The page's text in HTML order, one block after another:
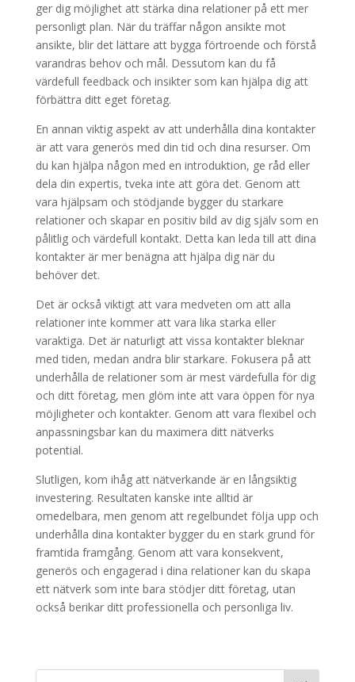
ger dig möjlighet att stärka dina relationer på ett mer
personligt plan. När du träffar någon ansikte mot
ansikte, blir det lättare att bygga förtroende och förstå
varandras behov och mål. Dessutom kan du få
värdefull feedback och insikter som kan hjälpa dig att
förbättra ditt eget företag.
En annan viktig aspekt av att underhålla dina kontakter
är att vara generös med din tid och dina resurser. Om
du kan hjälpa någon med en introduktion, ge råd eller
dela din expertis, tveka inte att göra det. Genom att
vara hjälpsam och stödjande bygger du starkare
relationer och skapar en positiv bild av dig själv som en
pålitlig och värdefull kontakt. Detta kan leda till att dina
kontakter är mer benägna att hjälpa dig när du
behöver det.
Det är också viktigt att vara medveten om att alla
relationer inte kommer att vara lika starka eller
varaktiga. Det är naturligt att vissa kontakter bleknar
med tiden, medan andra blir starkare. Fokusera på att
underhålla de relationer som är mest värdefulla för dig
och ditt företag, men glöm inte att vara öppen för nya
möjligheter och kontakter. Genom att vara flexibel och
anpassningsbar kan du maximera ditt nätverks
potential.
Slutligen, kom ihåg att nätverkande är en långsiktig
investering. Resultaten kanske inte alltid är
omedelbara, men genom att regelbundet följa upp och
underhålla dina kontakter bygger du en stark grund för
framtida framgång. Genom att vara konsekvent,
generös och engagerad i dina relationer kan du skapa
ett nätverk som inte bara stödjer ditt företag, utan
också berikar ditt professionella och personliga liv.